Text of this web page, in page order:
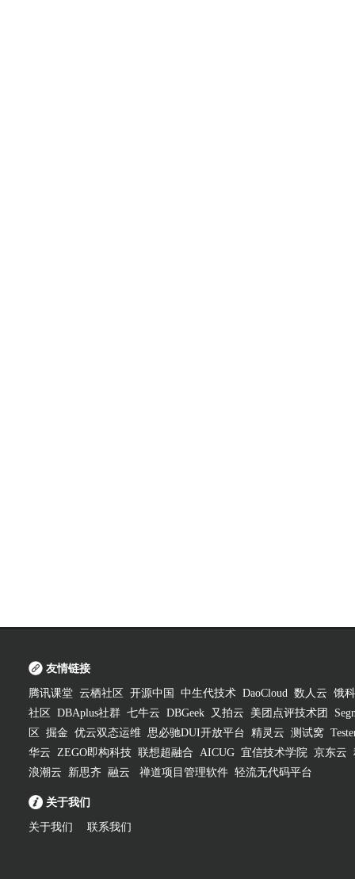
友情链接
腾讯课堂 云栖社区 开源中国 中生代技术 DaoCloud 数人云 饿
社区
DBAplus社群 七牛云 DBGeek 又拍云 美团点评技术团
区
掘金 优云双态运维 思必驰DUI开放平台 精灵云 测试窝
华云 ZEGO即构科技 联想超融合 AICUG 宜信技术学院 京东云
浪潮云
新思齐 融云 禅道项目管理软件 轻流无代码平台
关于我们
关于我们 联系我们